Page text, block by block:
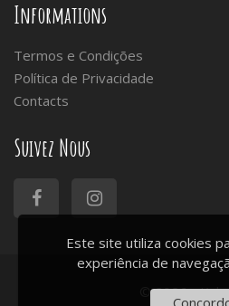
Informations
Termos e Condições
Política de Privacidade
Contacts
Suivez Nous
© 2026 -
Este site utiliza cookies
experiência de